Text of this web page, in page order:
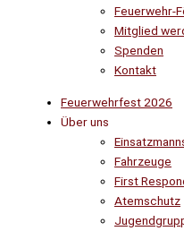
Feuerwehr-
Mitglied
Spenden
Kontakt
Feuerwehrfest 2026
Über uns
Fahrzeuge
First
Atemschutz